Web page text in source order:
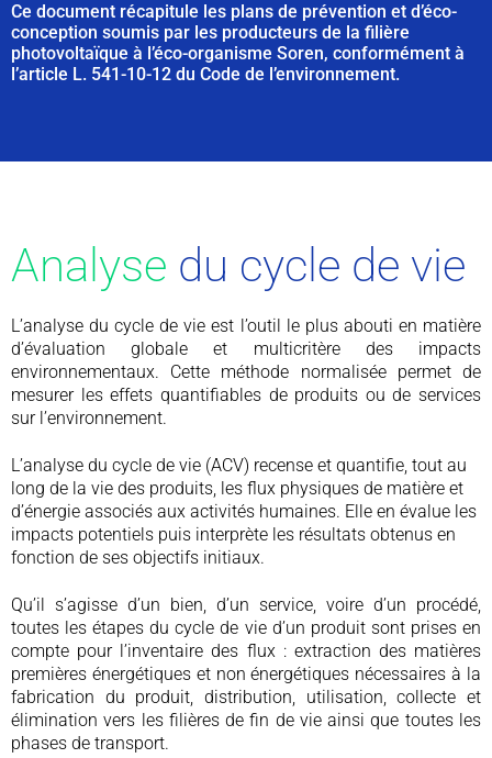
Ce document récapitule les plans de prévention et d’éco-
conception soumis par les producteurs de la filière
photovoltaïque à l’éco-organisme Soren, conformément à
l’article L. 541-10-12 du Code de l’environnement.
Analyse du cycle de vie
L’analyse du cycle de vie est l’outil le plus abouti en matière
d’évaluation globale et multicritère des impacts
environnementaux. Cette méthode normalisée permet de
mesurer les effets quantifiables de produits ou de services
sur l’environnement.
L’analyse du cycle de vie (ACV) recense et quantifie, tout au
long de la vie des produits, les flux physiques de matière et
d’énergie associés aux activités humaines. Elle en évalue les
impacts potentiels puis interprète les résultats obtenus en
fonction de ses objectifs initiaux.
Qu’il s’agisse d’un bien, d’un service, voire d’un procédé,
toutes les étapes du cycle de vie d’un produit sont prises en
compte pour l’inventaire des flux : extraction des matières
premières énergétiques et non énergétiques nécessaires à la
fabrication du produit, distribution, utilisation, collecte et
élimination vers les filières de fin de vie ainsi que toutes les
phases de transport.